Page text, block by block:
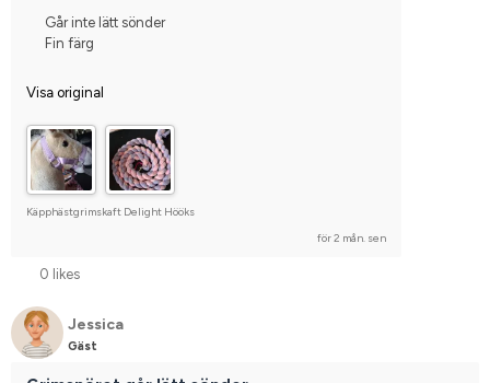
Går inte lätt sönder
Fin färg
Visa original
Käpphästgrimskaft Delight Hööks
för 2 mån. sen
0 likes
Jessica
Gäst